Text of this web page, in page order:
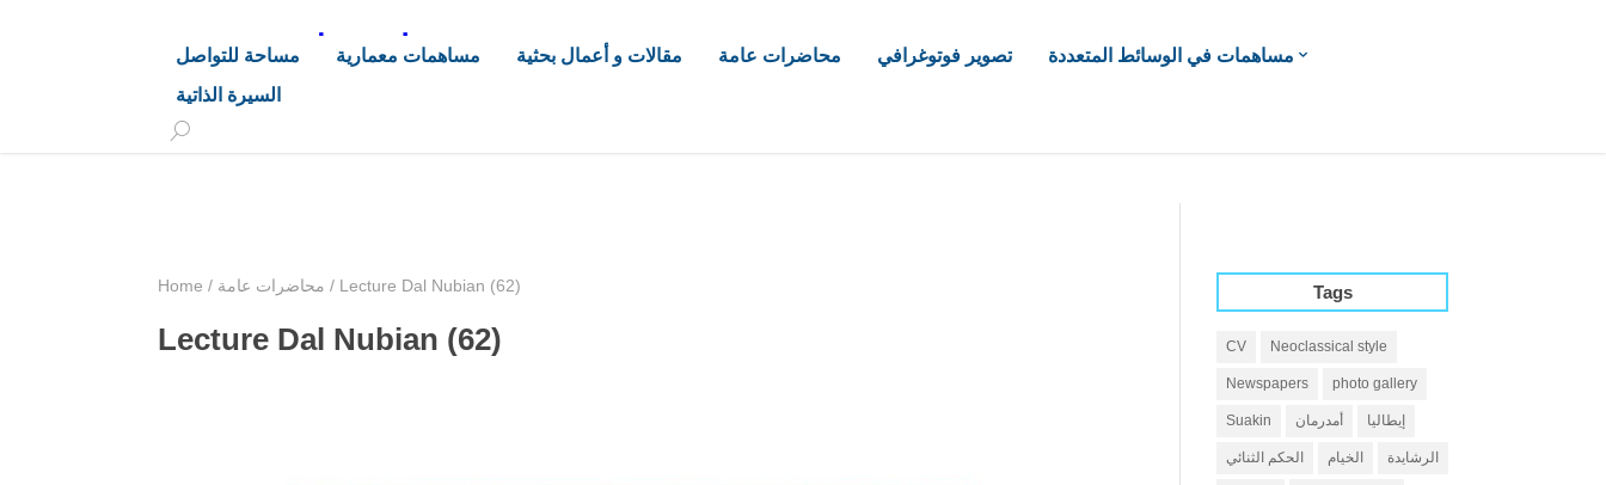
د. هاشم خليفة محجوب
مساحة للتواصل مساهمات معمارية مقالات و أعمال بحثية محاضرات عامة تصوير فوتوغرافي
مساهمات في الوسائط المتعددة
السيرة الذاتية
Home / محاضرات عامة / Lecture Dal Nubian (62)
Lecture Dal Nubian (62)
Tags
CV Neoclassical style
Newspapers photo gallery
Suakin أمدرمان إيطاليا
الحكم الثنائي الخيام الرشايدة